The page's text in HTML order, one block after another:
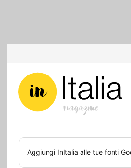
Aggiungi InItalia alle tue fonti